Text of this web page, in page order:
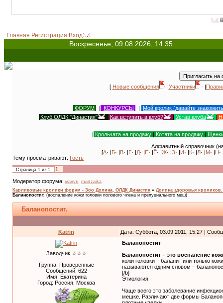
Всемирный
Главная Регистрация Вход
Воскресенье, 09.08.2026, 14:35
[ Новые сообщения · |Участники · |
ФОРУМ | КОНКУРСЫ | Мой кролик (давайте
Клуб ОЛДК "Династия"
| Как вступить в клуб? | Устав клуба |
| Крольчата на продажу | Котята на продажу |
Алфавитный справочник
[А· |Б· |В· |Г· |Д· |Е· |Ё· |Ж· |З· |И· |К· |Л· |М· |Н·
Тему просматривают: Гость
Страница 1 из 1
1
Модератор форума: манул martzaika
Карликовые кролики форум - Зоо Долина, ОЛДК Династия » Долина здоровья
Баланопостит. (воспаление кожи головки полового члена и препуциального меш)
Баланопостит.
Katrin Дата: Суббота, 03.09.2011, 15:27 |
Заводчик ☆☆☆
Группа: Проверенные
Сообщений: 622
Имя: Екатерина
Город: Россия, Москва
Баланопостит
Баланопостит – это воспаление
кожи головки – баланит или только
называются одним словом –
[/b]
Этиология
Чаще всего это заболевание
мешке. Различают две формы